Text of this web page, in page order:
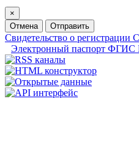
×
Отмена
Отправить
Свидетельство о
Электронный паспорт